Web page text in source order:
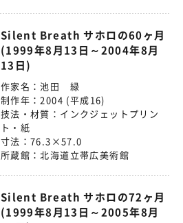
Silent Breath サホロの60ヶ月
(1999年8月13日～2004年8月
13日)
作家名：池田 緑
制作年：2004 (平成16)
技法・材質： インクジェットプリン
ト・紙
寸法： 76.3×57.0
所蔵館： 北海道立帯広美術館
Silent Breath サホロの72ヶ月
(1999年8月13日～2005年8月